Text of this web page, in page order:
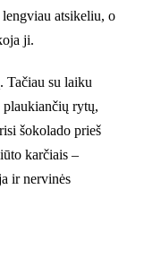
atsikeliu, o
ji.
Tačiau su laiku
rytų,
šokolado prieš
karčiais –
ir nervinės